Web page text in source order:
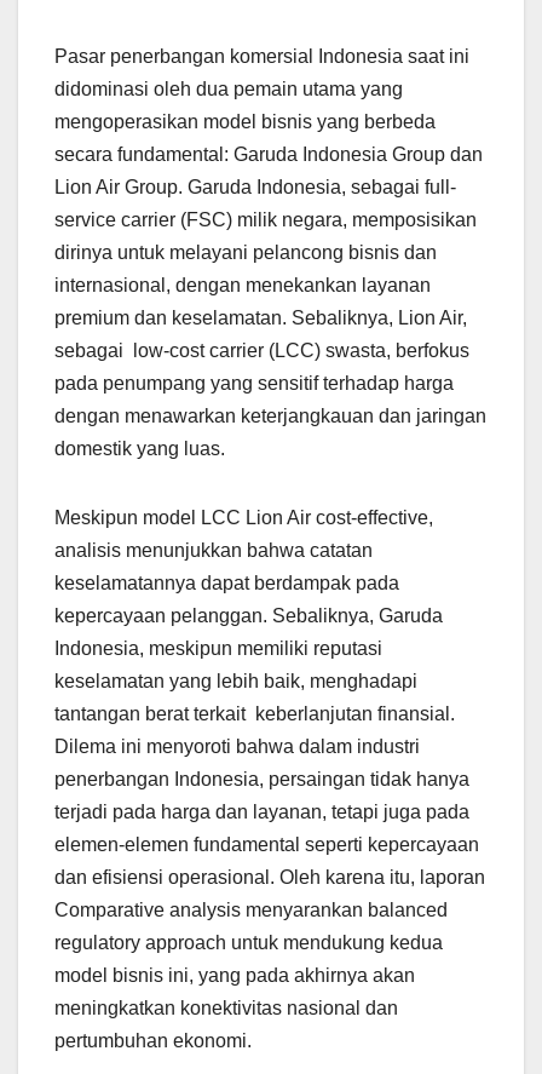
Pasar penerbangan komersial Indonesia saat ini
didominasi oleh dua pemain utama yang
mengoperasikan model bisnis yang berbeda
secara fundamental: Garuda Indonesia Group dan
Lion Air Group. Garuda Indonesia, sebagai full-
service carrier (FSC) milik negara, memposisikan
dirinya untuk melayani pelancong bisnis dan
internasional, dengan menekankan layanan
premium dan keselamatan. Sebaliknya, Lion Air,
sebagai low-cost carrier (LCC) swasta, berfokus
pada penumpang yang sensitif terhadap harga
dengan menawarkan keterjangkauan dan jaringan
domestik yang luas.
Meskipun model LCC Lion Air cost-effective,
analisis menunjukkan bahwa catatan
keselamatannya dapat berdampak pada
kepercayaan pelanggan. Sebaliknya, Garuda
Indonesia, meskipun memiliki reputasi
keselamatan yang lebih baik, menghadapi
tantangan berat terkait keberlanjutan finansial.
Dilema ini menyoroti bahwa dalam industri
penerbangan Indonesia, persaingan tidak hanya
terjadi pada harga dan layanan, tetapi juga pada
elemen-elemen fundamental seperti kepercayaan
dan efisiensi operasional. Oleh karena itu, laporan
Comparative analysis menyarankan balanced
regulatory approach untuk mendukung kedua
model bisnis ini, yang pada akhirnya akan
meningkatkan konektivitas nasional dan
pertumbuhan ekonomi.